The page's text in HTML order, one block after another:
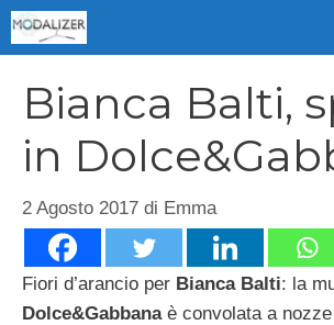
Vai
al
Bianca Balti,
in
2 Agosto 2017 di Emma
Fiori d’arancio per Bianca Balti: la
Dolce&Gabbanaè convolata a